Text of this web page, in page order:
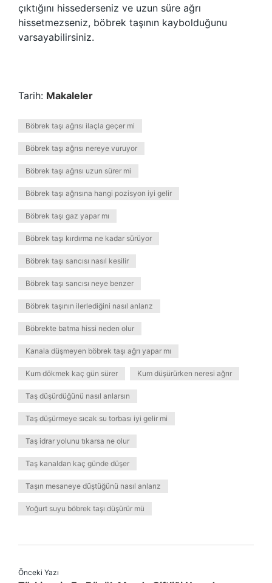
çıktığını hissederseniz ve uzun süre ağrı
hissetmezseniz, böbrek taşının kaybolduğunu
varsayabilirsiniz.
Tarih: Makaleler
Böbrek taşı ağrısı ilaçla geçer mi
Böbrek taşı ağrısı nereye vuruyor
Böbrek taşı ağrısı uzun sürer mi
Böbrek taşı ağrısına hangi pozisyon iyi gelir
Böbrek taşı gaz yapar mı
Böbrek taşı kırdırma ne kadar sürüyor
Böbrek taşı sancısı nasıl kesilir
Böbrek taşı sancısı neye benzer
Böbrek taşının ilerlediğini nasıl anlarız
Böbrekte batma hissi neden olur
Kanala düşmeyen böbrek taşı ağrı yapar mı
Kum dökmek kaç gün sürer Kum düşürürken neresi ağrır
Taş düşürdüğünü nasıl anlarsın
Taş düşürmeye sıcak su torbası iyi gelir mi
Taş idrar yolunu tıkarsa ne olur
Taş kanaldan kaç günde düşer
Taşın mesaneye düştüğünü nasıl anlarız
Yoğurt suyu böbrek taşı düşürür mü
Önceki Yazı